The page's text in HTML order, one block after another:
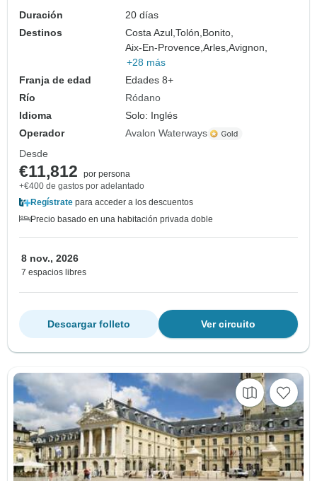
Duración
20 días
Destinos
Costa Azul,Tolón, Bonito,
Aix-En-Provence,Arles,Avignon,
+28 más
Franja de edad
Edades 8+
Río
Ródano
Idioma
Solo: Inglés
Operador
Avalon Waterways
Desde
€11,812
por persona
+€400 de gastos por adelantado
Regístrate para acceder a los descuentos
Precio basado en una habitación privada doble
8 nov., 2026
7 espacios libres
Ver circuito
Descargar folleto